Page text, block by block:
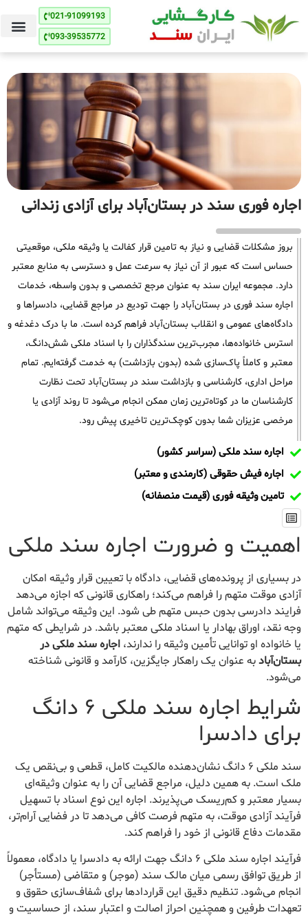
021-91099193
093-39535772
اجاره فوری سند در بستان‌آباد برای آزادی زندانی
بروز مشکلات قضایی و نیاز به تامین قرار کفالت یا وثیقه ملکی، موقعیتی
حساس است که عبور از آن نیاز به سرعت عمل و دسترسی به منابع معتبر
دارد. مجموعه ایران سند به عنوان مرجع تخصصی و بدون واسطه، خدمات
اجاره سند فوری در بستان‌آباد را جهت تودیع در مراجع قضایی، دادسراها و
دادگاه‌های عمومی و انقلاب بستان‌آباد فراهم کرده است. ما با درک دغدغه و
استرس خانواده‌ها، مجرب‌ترین سندگذاران را با اسناد ملکی شش‌دانگ،
معتبر و کاملاً پاک‌سازی شده (بدون بازداشت) به خدمت گرفته‌ایم. تمام
مراحل اداری، کارشناسی و بازداشت سند در بستان‌آباد تحت نظارت
کارشناسان ما در کوتاه‌ترین زمان ممکن انجام می‌شود تا روند آزادی یا
مرخصی عزیزان شما بدون کوچک‌ترین تاخیری پیش رود.
اجاره سند ملکی (سراسر کشور)
اجاره فیش حقوقی (کارمندی و معتبر)
تامین وثیقه فوری (قیمت منصفانه)
اهمیت و ضرورت اجاره سند ملکی
در بسیاری از پرونده‌های قضایی، دادگاه با تعیین قرار وثیقه امکان
آزادی موقت متهم را فراهم می‌کند؛ راهکاری قانونی که اجازه می‌دهد
فرایند دادرسی بدون حبس متهم طی شود. این وثیقه می‌تواند شامل
وجه نقد، اوراق بهادار یا اسناد ملکی معتبر باشد. در شرایطی که متهم
یا خانواده او توانایی تأمین وثیقه را ندارند، اجاره سند ملکی در
بستان‌آبادبه عنوان یک راهکار جایگزین، کارآمد و قانونی شناخته
می‌شود.
شرایط اجاره سند ملکی ۶ دانگ
برای دادسرا
سند ملکی ۶ دانگ نشان‌دهنده مالکیت کامل، قطعی و بی‌نقص یک
ملک است. به همین دلیل، مراجع قضایی آن را به عنوان وثیقه‌ای
بسیار معتبر و کم‌ریسک می‌پذیرند. اجاره این نوع اسناد با تسهیل
فرآیند آزادی موقت، به متهم فرصت کافی می‌دهد تا در فضایی آرام‌تر،
مقدمات دفاع قانونی از خود را فراهم کند.
فرآیند اجاره سند ملکی ۶ دانگ جهت ارائه به دادسرا یا دادگاه، معمولاً
از طریق توافق رسمی میان مالک سند (موجر) و متقاضی (مستأجر)
انجام می‌شود. تنظیم دقیق این قراردادها برای شفاف‌سازی حقوق و
تعهدات طرفین و همچنین احراز اصالت و اعتبار سند، از حساسیت و